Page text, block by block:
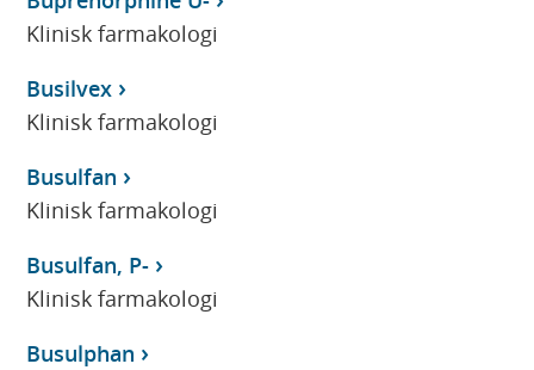
Klinisk farmakologi
Busilvex
Klinisk farmakologi
Busulfan
Klinisk farmakologi
Busulfan, P-
Klinisk farmakologi
Busulphan